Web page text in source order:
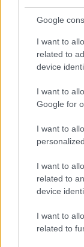
Google
I want to
related to
device
I want to
Google for
I want to
I want to
related to
device
I want to
related to
AJÁNLJUK MÉG
Helyi hírek